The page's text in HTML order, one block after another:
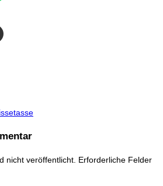
nicht veröffentlicht. Erforderliche Felder